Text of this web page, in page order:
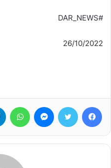
#DAR_NEWS
26/10/2022
فيسبوك تويتر ماسنجر